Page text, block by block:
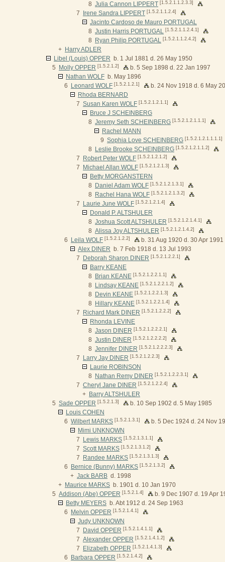
8 Julia Cannon LIPPERT [1.5.2.1.1.2.3.3]
7 Irene Sandra LIPPERT [1.5.2.1.1.2.4]
Jacinto Cardoso de Mauro PORTUGAL
8 Justin Harris PORTUGAL [1.5.2.1.1.2.4.1]
8 Ryan Philip PORTUGAL [1.5.2.1.1.2.4.2]
+ Harry ADLER
Libel (Louis) OPPER b. 1 Jul 1881 d. 26 May 1950
5
Molly OPPER [1.5.2.1.2]
b. 5 Sep 1898 d. 22 Jan 1997
Nathan WOLF b. May 1896
6
Leonard WOLF [1.5.2.1.2.1]
b. 24 Nov 1918 d. 6 May
Rhoda BERNARD
7 Susan Karen WOLF [1.5.2.1.2.1.1]
Bruce J SCHEINBERG
8 Jeremy Seth SCHEINBERG [1.5.2.1.2.1.1.1]
Rachel MANN
9 Sophia Love SCHEINBERG [1.5.2.1.2.1.1.1.1]
8 Leslie Brooke SCHEINBERG [1.5.2.1.2.1.1.2]
7 Robert Peter WOLF [1.5.2.1.2.1.2]
7 Michael Allan WOLF [1.5.2.1.2.1.3]
Betty MORGANSTERN
8
Daniel Adam WOLF [1.5.2.1.2.1.3.1]
8 Rachel Hana WOLF [1.5.2.1.2.1.3.2]
7 Laurie June WOLF [1.5.2.1.2.1.4]
Donald P. ALTSHULER
8 Joshua Scott ALTSHULER [1.5.2.1.2.1.4.1]
8 Alissa Joy ALTSHULER [1.5.2.1.2.1.4.2]
6 Leila WOLF [1.5.2.1.2.2]
b. 31 Aug 1920 d. 30 Apr 1991
Alex DINER b. 7 Feb 1918 d. 13 Jul 1993
7
Deborah Sharon DINER [1.5.2.1.2.2.1]
Barry KEANE
8
Brian KEANE [1.5.2.1.2.2.1.1]
8 Lindsay KEANE [1.5.2.1.2.2.1.2]
8 Devin KEANE [1.5.2.1.2.2.1.3]
8 Hillary KEANE [1.5.2.1.2.2.1.4]
7 Richard Mark DINER [1.5.2.1.2.2.2]
Rhonda LEVINE
8 Jason DINER [1.5.2.1.2.2.2.1]
8 Justin DINER [1.5.2.1.2.2.2.2]
8 Jennifer DINER [1.5.2.1.2.2.2.3]
7 Larry Jay DINER [1.5.2.1.2.2.3]
Laurie ROBINSON
8
Nathan Remy DINER [1.5.2.1.2.2.3.1]
7 Cheryl Jane DINER [1.5.2.1.2.2.4]
+ Barry ALTSHULER
5 Sade OPPER [1.5.2.1.3]
b. 10 Sep 1902 d. 5 May 1985
Louis COHEN
6 Wilbert MARKS [1.5.2.1.3.1]
b. 5 Dec 1924 d. 24 Nov
Mimi UNKNOWN
7
Lewis MARKS [1.5.2.1.3.1.1]
7 Scott MARKS [1.5.2.1.3.1.2]
7 Randee MARKS [1.5.2.1.3.1.3]
6 Bernice (Bunny) MARKS [1.5.2.1.3.2]
+ Jack BARB d. 1998
+ Maurice MARKS b. 1901 d. 10 Jan 1970
5 Addison (Abe) OPPER [1.5.2.1.4]
b. 9 Dec 1907 d. 19 Apr
Betty MEYERS b. Abt 1912 d. 24 Sep 1963
6
Melvin OPPER [1.5.2.1.4.1]
Judy UNKNOWN
7
David OPPER [1.5.2.1.4.1.1]
7 Alexander OPPER [1.5.2.1.4.1.2]
7 Elizabeth OPPER [1.5.2.1.4.1.3]
6 Barbara OPPER [1.5.2.1.4.2]